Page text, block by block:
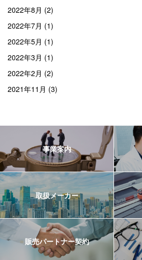
2022年8月 (2)
2022年7月 (1)
2022年5月 (1)
2022年3月 (1)
2022年2月 (2)
2021年11月 (3)
事業案内
取扱メーカー
販売パートナー契約